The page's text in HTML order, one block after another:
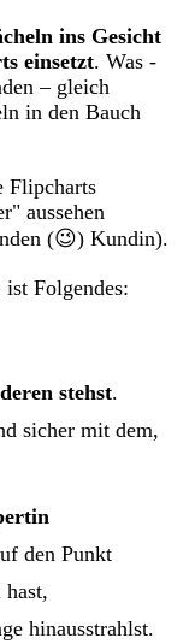
ins Gesicht
einsetzt. Was -
– gleich
in den Bauch
Flipcharts
aussehen
(😉) Kundin).
Folgendes:
stehst.
sicher mit dem,
den Punkt
hinausstrahlst.